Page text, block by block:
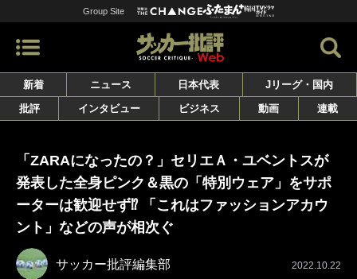
Group Site
新着 ニュース 日本代表
Jリーグ・国内
批評
インタビュー ビジネス 動画 連載
「ZARAになったの？」セリエＡ・ユベントスが
発表した全身ピンク＆黒の「特別ウェア」をサポ
ーターは歓迎せず⁉ 「これはファッションアカウ
ント」などの声が相次ぐ
サッカー批評編集部 2022.10.22